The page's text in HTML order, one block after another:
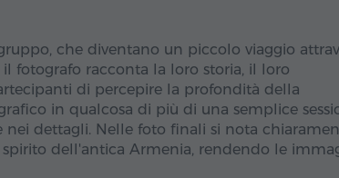
che diventano un piccolo viaggio
fotografo racconta la loro storia, il loro
di percepire la profondità della
in qualcosa di più di una semplice
nei dettagli. Nelle foto finali si nota
dell'antica Armenia, rendendo le